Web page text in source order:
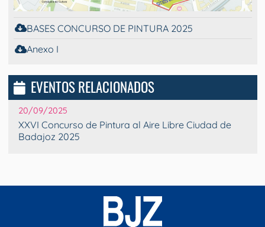
BASES CONCURSO DE PINTURA 2025
Anexo I
EVENTOS RELACIONADOS
20/09/2025
XXVI Concurso de Pintura al Aire Libre Ciudad de
Badajoz 2025